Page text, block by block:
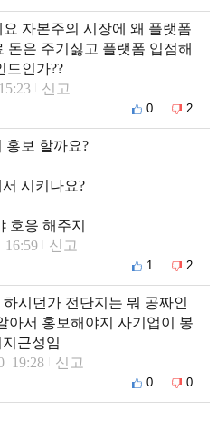
자본주의 시장에 왜 플랫폼
돈은 주기싫고 플랫폼 입점해
드인가??
신고
0 2
홍보 할까요?
시키나요?
호응 해주지
16:59 신고
1 2
하시던가 전단지는 뭐 공짜인
아서 홍보해야지 사기업이 봉
근성임
19:28 신고
0 0